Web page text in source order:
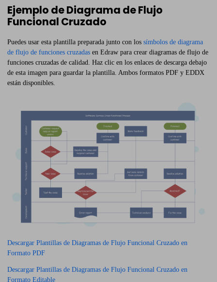
Ejemplo de Diagrama de Flujo
Funcional Cruzado
Puedes usar esta plantilla preparada junto con los símbolos de diagrama
de flujo de funciones cruzadas en Edraw para crear diagramas de flujo de
funciones cruzadas de calidad. Haz clic en los enlaces de descarga debajo
de esta imagen para guardar la plantilla. Ambos formatos PDF y EDDX
están disponibles.
Descargar Plantillas de Diagramas de Flujo Funcional Cruzado en
Formato PDF
Descargar Plantillas de Diagramas de Flujo Funcional Cruzado en
Formato Editable